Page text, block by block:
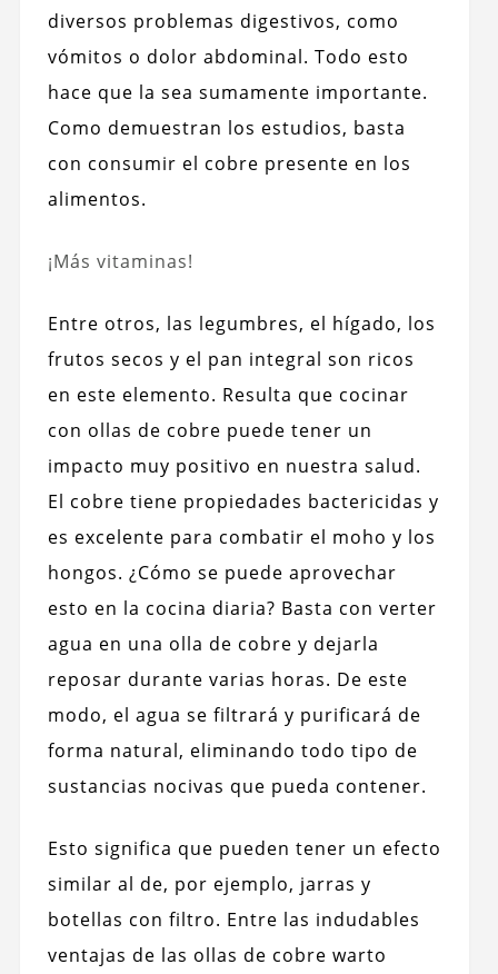
diversos problemas digestivos, como
vómitos o dolor abdominal. Todo esto
hace que la sea sumamente importante.
Como demuestran los estudios, basta
con consumir el cobre presente en los
alimentos.
¡Más vitaminas!
Entre otros, las legumbres, el hígado, los
frutos secos y el pan integral son ricos
en este elemento. Resulta que cocinar
con ollas de cobre puede tener un
impacto muy positivo en nuestra salud.
El cobre tiene propiedades bactericidas y
es excelente para combatir el moho y los
hongos. ¿Cómo se puede aprovechar
esto en la cocina diaria? Basta con verter
agua en una olla de cobre y dejarla
reposar durante varias horas. De este
modo, el agua se filtrará y purificará de
forma natural, eliminando todo tipo de
sustancias nocivas que pueda contener.
Esto significa que pueden tener un efecto
similar al de, por ejemplo, jarras y
botellas con filtro. Entre las indudables
ventajas de las ollas de cobre warto